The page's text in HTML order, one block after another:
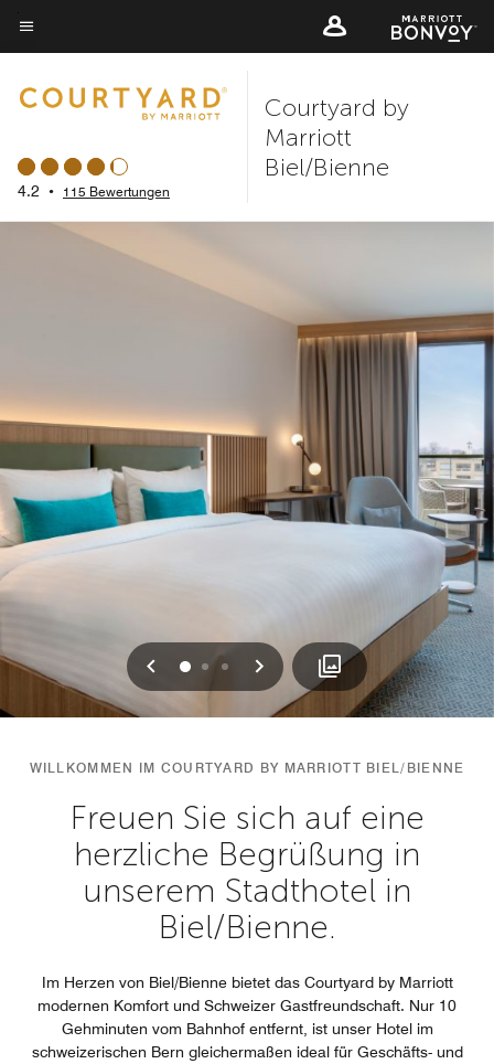
Skip
to
content
Menütext
4.2 • 115 Bewertungen
Courtyard by
Marriott
Biel/Bienne
Vorherige
0 12 Weiter
WILLKOMMEN IM COURTYARD BY MARRIOTT BIEL/BIENNE
Freuen Sie sich auf eine
herzliche Begrüßung in
unserem Stadthotel in
Biel/Bienne.
Im Herzen von Biel/Bienne bietet das Courtyard by Marriott
modernen Komfort und Schweizer Gastfreundschaft. Nur 10
Gehminuten vom Bahnhof entfernt, ist unser Hotel im
schweizerischen Bern gleichermaßen ideal für Geschäfts- und